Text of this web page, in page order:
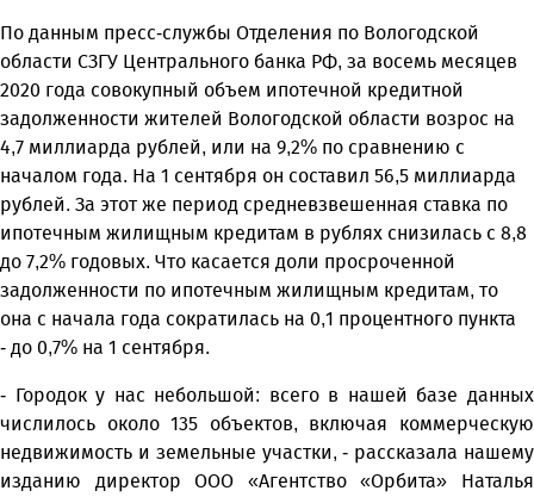
По данным пресс-службы Отделения по Вологодской
области СЗГУ Центрального банка РФ, за восемь месяцев
2020 года совокупный объем ипотечной кредитной
задолженности жителей Вологодской области возрос на
4,7 миллиарда рублей, или на 9,2% по сравнению с
началом года. На 1 сентября он составил 56,5 миллиарда
рублей. За этот же период средневзвешенная ставка по
ипотечным жилищным кредитам в рублях снизилась с 8,8
до 7,2% годовых. Что касается доли просроченной
задолженности по ипотечным жилищным кредитам, то
она с начала года сократилась на 0,1 процентного пункта
- до 0,7% на 1 сентября.
- Городок у нас небольшой: всего в нашей базе данных
числилось около 135 объектов, включая коммерческую
недвижимость и земельные участки, - рассказала нашему
изданию директор ООО «Агентство «Орбита» Наталья